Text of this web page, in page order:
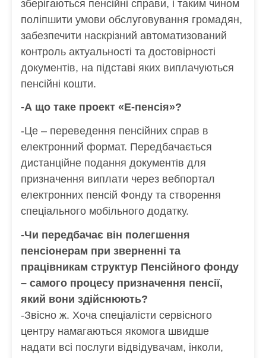
зберігаються пенсійні справи, і таким чином
поліпшити умови обслуговування громадян,
забезпечити наскрізний автоматизований
контроль актуальності та достовірності
документів, на підставі яких виплачуються
пенсійні кошти.
-А що таке проект «Е-пенсія»?
-Це – переведення пенсійних справ в
електронний формат. Передбачається
дистанційне подання документів для
призначення виплати через вебпортал
електронних пенсій Фонду та створення
спеціального мобільного додатку.
-Чи передбачає він полегшення
пенсіонерам при зверненні та
працівникам структур Пенсійного фонду
– самого процесу призначення пенсії,
який вони здійснюють?
-Звісно ж. Хоча спеціалісти сервісного
центру намагаються якомога швидше
надати всі послуги відвідувачам, інколи,